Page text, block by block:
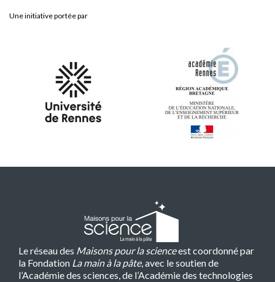
Une initiative portée par
Le réseau des Maisons pour la scienceest coordonné par
la Fondation La main à la pâte, avec le soutien de
l’Académie des sciences, de l’Académie des technologies